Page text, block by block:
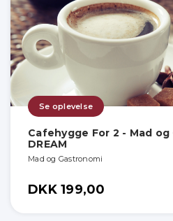
Se oplevelse
Cafehygge For 2 - Mad og
DREAM
Mad og Gastronomi
DKK 199,00